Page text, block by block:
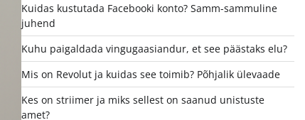
Kuidas kustutada Facebooki konto? Samm-sammuline
juhend
Kuhu paigaldada vingugaasiandur, et see päästaks elu?
Mis on Revolut ja kuidas see toimib? Põhjalik ülevaade
Kes on striimer ja miks sellest on saanud unistuste
amet?